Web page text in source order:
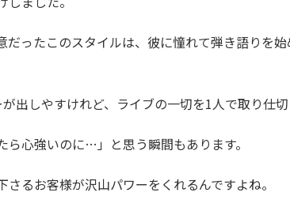
だったこのスタイルは、彼に憧れて弾き語りを
出しやすけれど、ライブの一切を1人で取り仕
ら心強いのに…」と思う瞬間もあります。
るお客様が沢山パワーをくれるんですよね。